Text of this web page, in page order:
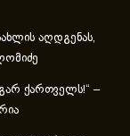
აღდგენას,
ქართველს!“ –